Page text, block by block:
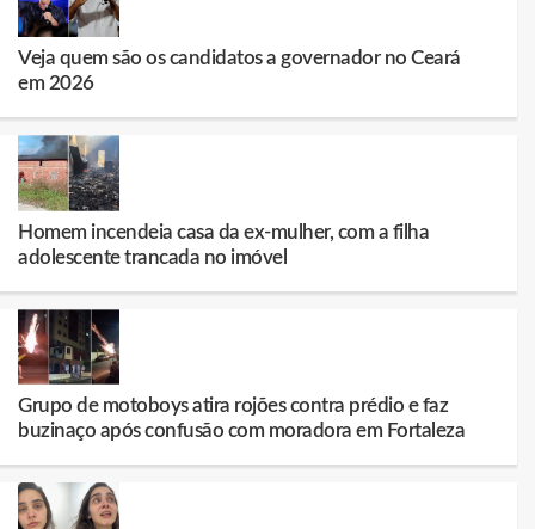
Veja quem são os candidatos a governador no Ceará
em 2026
Homem incendeia casa da ex-mulher, com a filha
adolescente trancada no imóvel
Grupo de motoboys atira rojões contra prédio e faz
buzinaço após confusão com moradora em Fortaleza